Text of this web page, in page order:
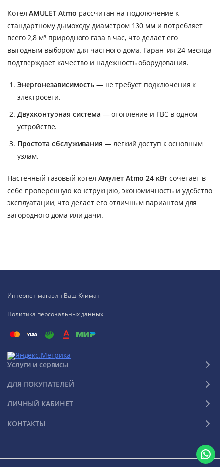
Котел AMULET Atmo рассчитан на подключение к
стандартному дымоходу диаметром 130 мм и потребляет
всего 2,8 м³ природного газа в час, что делает его
выгодным выбором для частного дома. Гарантия 24 месяца
подтверждает качество и надежность оборудования.
Энергонезависимость — не требует подключения к
электросети.
Двухконтурная система — отопление и ГВС в одном
устройстве.
Простота обслуживания — легкий доступ к основным
узлам.
Настенный газовый котел Амулет Atmo 24 кВт сочетает в
себе проверенную конструкцию, экономичность и удобство
эксплуатации, что делает его отличным вариантом для
загородного дома или дачи.
Интернет-магазин Ваш Климат
Политика персональных данных
Услуги и сервисы
ДЛЯ ПОКУПАТЕЛЕЙ
ЛИЧНЫЙ КАБИНЕТ
КОНТАКТЫ